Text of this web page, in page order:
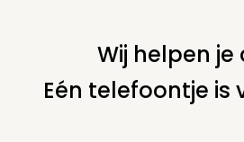
U bent hier: home nieuws & agenda
privatiseren begraafplaatsen stichtse
Wij helpen je
Eén telefoontje is